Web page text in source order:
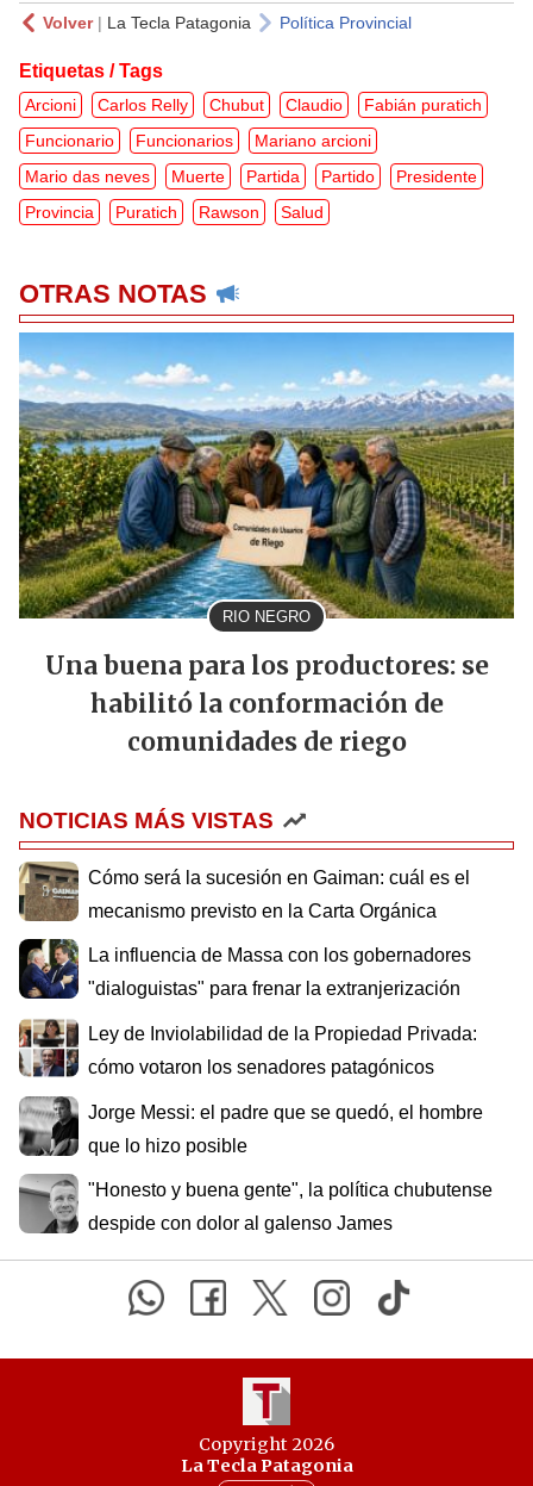
Volver| La Tecla Patagonia Política Provincial
Etiquetas / Tags
Arcioni Carlos Relly Chubut Claudio
Fabián puratich
Funcionario
Funcionarios
Mariano arcioni
Mario das neves
Muerte Partida Partido
Presidente
Provincia
Puratich Rawson Salud
OTRAS NOTAS
RIO NEGRO
Una buena para los productores: se
habilitó la conformación de
comunidades de riego
NOTICIAS MÁS VISTAS
Cómo será la sucesión en Gaiman: cuál es el
mecanismo previsto en la Carta Orgánica
La influencia de Massa con los gobernadores
"dialoguistas" para frenar la extranjerización
Ley de Inviolabilidad de la Propiedad Privada:
cómo votaron los senadores patagónicos
Jorge Messi: el padre que se quedó, el hombre
que lo hizo posible
"Honesto y buena gente", la política chubutense
despide con dolor al galenso James
Copyright 2026
La Tecla Patagonia